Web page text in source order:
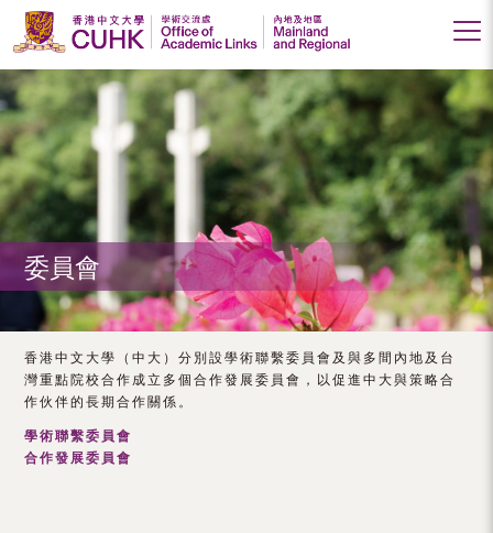
香
港
中
文
大
學
術
交
流
處
委員會
香港中文大學（中大）分別設學術聯繫委員會及與多間內地及台
灣重點院校合作成立多個合作發展委員會，以促進中大與策略合
作伙伴的長期合作關係。
學術聯繫委員會
合作發展委員會